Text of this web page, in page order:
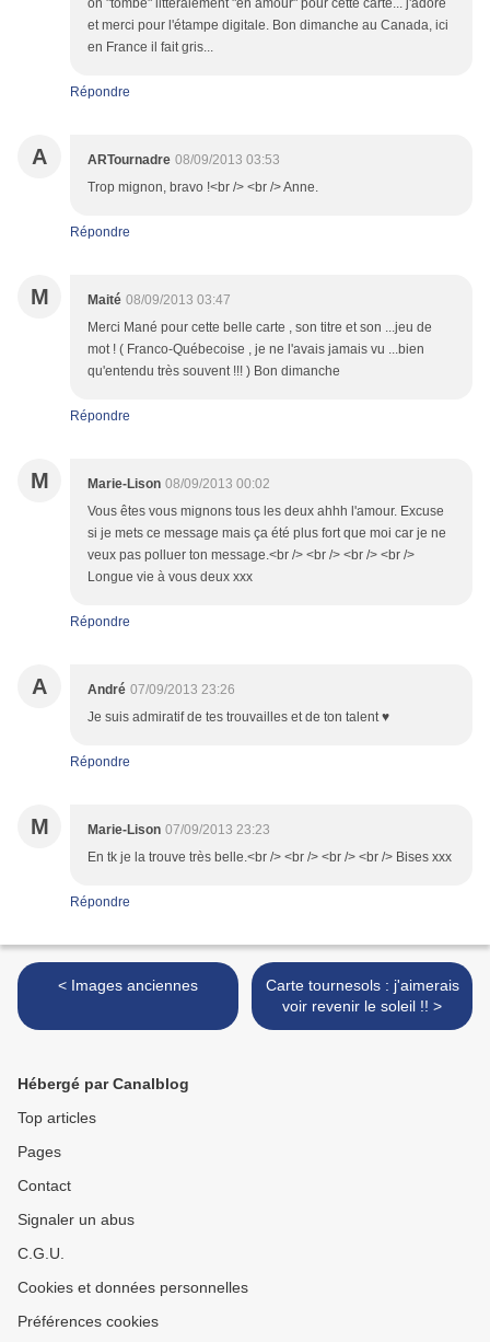
et merci pour l'étampe digitale. Bon dimanche au Canada, ici
en France il fait gris...
Répondre
A ARTournadre 08/09/2013 03:53
Trop mignon, bravo !<br /> <br /> Anne.
Répondre
M Maité 08/09/2013 03:47
Merci Mané pour cette belle carte , son titre et son ...jeu de
mot ! ( Franco-Québecoise , je ne l'avais jamais vu ...bien
qu'entendu très souvent !!! ) Bon dimanche
Répondre
M Marie-Lison 08/09/2013 00:02
Vous êtes vous mignons tous les deux ahhh l'amour. Excuse
si je mets ce message mais ça été plus fort que moi car je ne
veux pas polluer ton message.<br /> <br /> <br /> <br />
Longue vie à vous deux xxx
Répondre
A André 07/09/2013 23:26
Je suis admiratif de tes trouvailles et de ton talent ♥
Répondre
M Marie-Lison 07/09/2013 23:23
En tk je la trouve très belle.<br /> <br /> <br /> <br /> Bises xxx
Répondre
< Images anciennes
Carte tournesols : j'aimerais
voir revenir le soleil !! >
Hébergé par Canalblog
Top articles
Pages
Contact
Signaler un abus
C.G.U.
Cookies et données personnelles
Préférences cookies